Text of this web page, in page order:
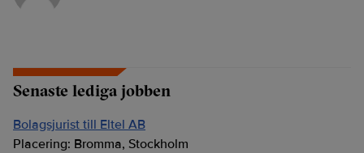
Senaste lediga jobben
Bolagsjurist till Eltel AB
Placering: Bromma, Stockholm